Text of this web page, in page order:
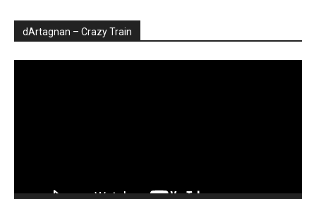
dArtagnan – Crazy Train